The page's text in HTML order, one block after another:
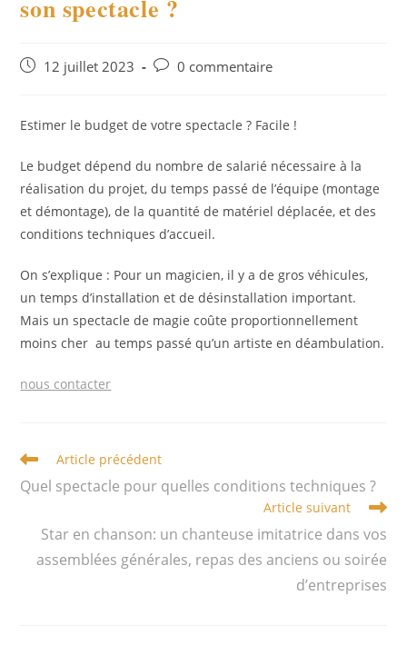
son spectacle ?
Publication
12 juillet 2023
Commentaires
publication :
0 commentaire
Estimer le budget de votre spectacle ? Facile !
Le budget dépend du nombre de salarié nécessaire à la
réalisation du projet, du temps passé de l’équipe (montage
et démontage), de la quantité de matériel déplacée, et des
conditions techniques d’accueil.
On s’explique : Pour un magicien, il y a de gros véhicules,
un temps d’installation et de désinstallation important.
Mais un spectacle de magie coûte proportionnellement
moins cher au temps passé qu’un artiste en déambulation.
nous contacter
Read
articles
Article précédent
Quel spectacle pour quelles conditions techniques ?
Article suivant
Star en chanson: un chanteuse imitatrice dans vos
assemblées générales, repas des anciens ou soirée
d’entreprises